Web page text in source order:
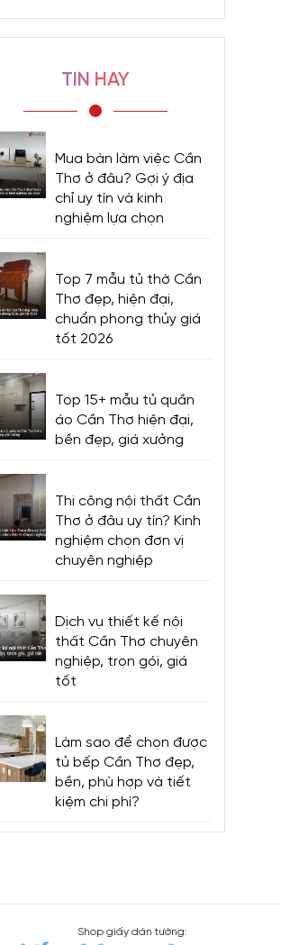
TIN HAY
Mua bàn làm việc Cần
Thơ ở đâu? Gợi ý địa
chỉ uy tín và kinh
nghiệm lựa chọn
Top 7 mẫu tủ thờ Cần
Thơ đẹp, hiện đại,
chuẩn phong thủy giá
tốt 2026
Top 15+ mẫu tủ quần
áo Cần Thơ hiện đại,
bền đẹp, giá xưởng
Thi công nội thất Cần
Thơ ở đâu uy tín? Kinh
nghiệm chọn đơn vị
chuyên nghiệp
Dịch vụ thiết kế nội
thất Cần Thơ chuyên
nghiệp, trọn gói, giá
tốt
Làm sao để chọn được
tủ bếp Cần Thơ đẹp,
bền, phù hợp và tiết
kiệm chi phí?
Shop giấy dán tường: